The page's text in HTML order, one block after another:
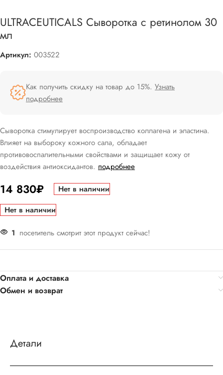
ULTRACEUTICALS Сыворотка с ретинолом 30
мл
Артикул: 003522
Как получить скидку на товар до 15%. Узнать
подробнее
Сыворотка стимулирует воспроизводство коллагена и эластина.
Влияет на выбороку кожного сала, обладает
противовоспалительными свойствами и защищает кожу от
воздействия антиоксидантов. подробнее
14 830₽
Нет в наличии
Нет в наличии
1 посетитель смотрит этот продукт сейчас!
Оплата и доставка
Обмен и возврат
Детали